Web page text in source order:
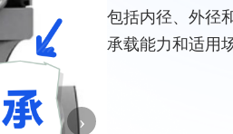
›
包括内径、外径
承载能力和适用